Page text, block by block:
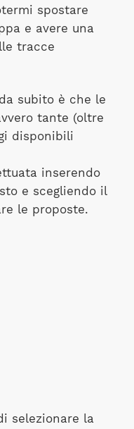
spostare
e avere una
tracce
subito è che le
tante (oltre
disponibili
inserendo
e scegliendo il
le proposte.
selezionare la